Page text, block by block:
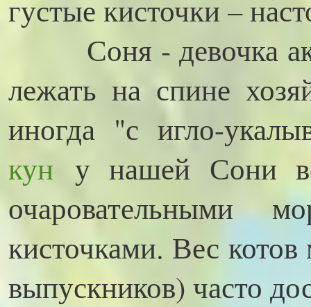
густые кисточки –
Соня - девочка
лежать на спине
иногда "с игло-
кун у нашей Сони
очаровательными
кисточками. Вес
выпускников) часто